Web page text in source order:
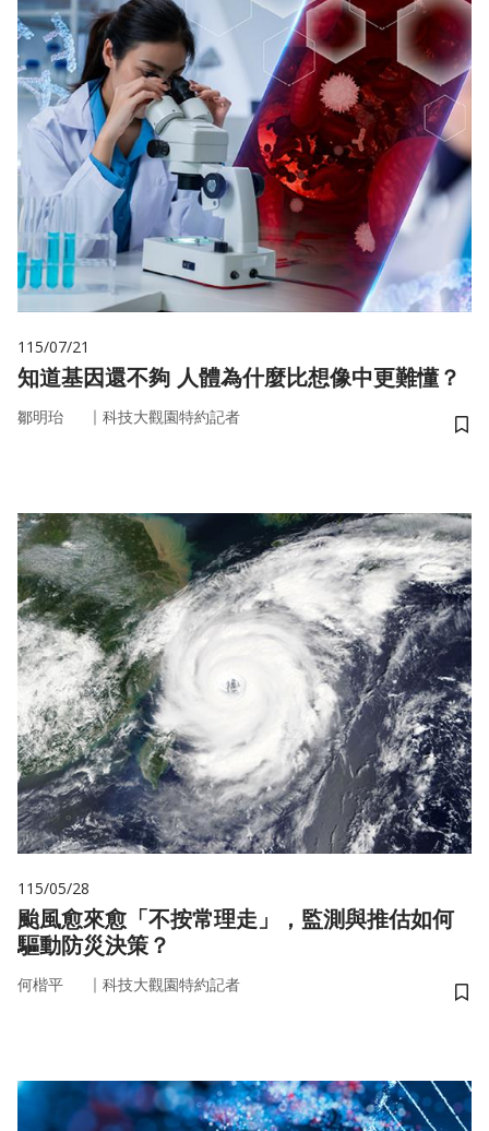
115/07/21
知道基因還不夠 人體為什麼比想像中更難懂？
鄒明珆 ｜ 科技大觀園特約記者
儲
115/05/28
颱風愈來愈「不按常理走」，監測與推估如何
驅動防災決策？
何楷平 ｜ 科技大觀園特約記者
儲